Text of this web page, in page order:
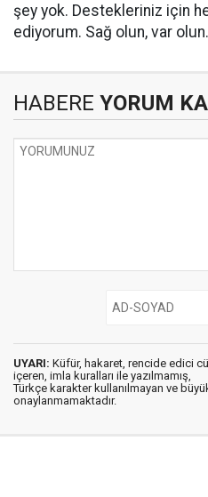
şey yok. Destekleriniz için
ediyorum. Sağ olun, var
HABERE YORUM
UYARI: Küfür, hakaret, rencide edici
içeren, imla kuralları ile yazılmamış,
Türkçe karakter kullanılmayan ve
onaylanmamaktadır.